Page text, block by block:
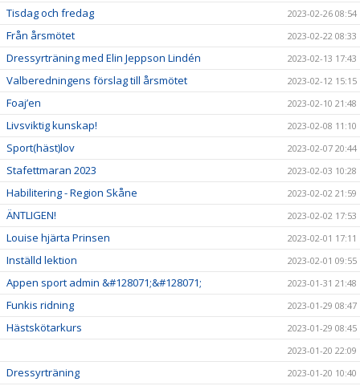
Tisdag och fredag 2023-02-26 08:54
Från årsmötet 2023-02-22 08:33
Dressyrträning med Elin Jeppson Lindén 2023-02-13 17:43
Valberedningens förslag till årsmötet 2023-02-12 15:15
Foaj’en 2023-02-10 21:48
Livsviktig kunskap! 2023-02-08 11:10
Sport(häst)lov 2023-02-07 20:44
Stafettmaran 2023 2023-02-03 10:28
Habilitering - Region Skåne 2023-02-02 21:59
ÄNTLIGEN! 2023-02-02 17:53
Louise hjärta Prinsen 2023-02-01 17:11
Inställd lektion 2023-02-01 09:55
Appen sport admin &#128071;&#128071; 2023-01-31 21:48
Funkis ridning 2023-01-29 08:47
Hästskötarkurs
2023-01-29 08:45
2023-01-20 22:09
Dressyrträning 2023-01-20 10:40